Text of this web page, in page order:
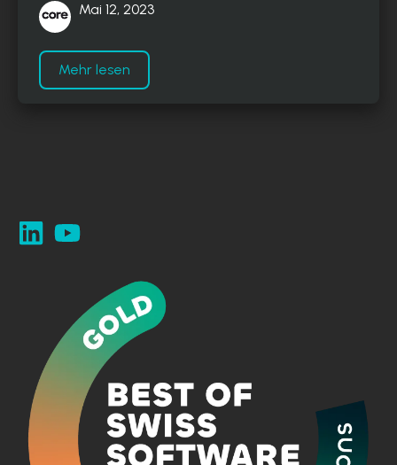
Mai 12, 2023
Mehr lesen